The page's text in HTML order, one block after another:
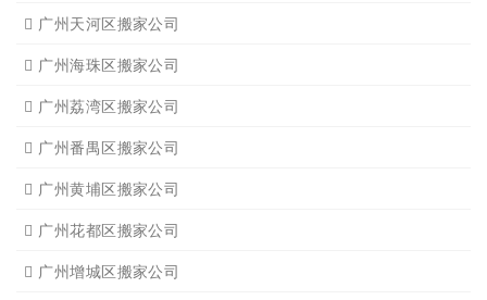
广州天河区搬家公司
广州海珠区搬家公司
广州荔湾区搬家公司
广州番禺区搬家公司
广州黄埔区搬家公司
广州花都区搬家公司
广州增城区搬家公司